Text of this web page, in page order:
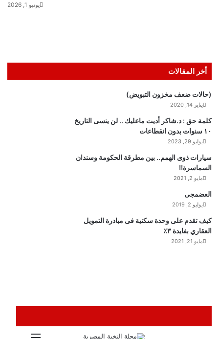
يونيو 1, 2026
أخر المقالات
(حالات ضعف مخزون التبويض)
يناير 14, 2020
كلمة حق : د.شاكر أديت ماعليك .. لن ينسى التاريخ
١٠ سنوات بدون انقطاعات
يوليو 29, 2023
سيارات ذوى الهمم.. بين مطرقة الحكومة وسندان
السماسرة!!
مايو 2, 2021
العضمجى
يوليو 2, 2019
كيف تقدم على وحدة سكنية فى مبادرة التمويل
العقاري بفايدة ٣٪
مايو 21, 2021